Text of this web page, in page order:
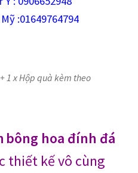
:01649764794
1 x Hộp quà kèm theo
bông hoa đính đá
thiết kế vô cùng